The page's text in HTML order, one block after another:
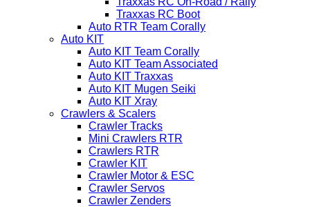
Traxxas RC Boot
Auto RTR Team Corally
Auto KIT
Auto KIT Team Corally
Auto KIT Team Associated
Auto KIT Traxxas
Auto KIT Mugen Seiki
Auto KIT Xray
Crawlers & Scalers
Crawler Tracks
Mini Crawlers RTR
Crawlers RTR
Crawler KIT
Crawler Motor & ESC
Crawler Servos
Crawler Zenders